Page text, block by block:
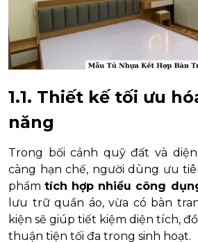
1.1. Thiết kế tối ưu
năng
Trong bối cảnh quỹ đất và
càng hạn chế, người dùng ưu
phẩmtích hợp nhiều công
lưu trữ quần áo, vừa có bàn
kiện sẽ giúp tiết kiệm diện tích,
thuận tiện tối đa trong sinh hoạt.